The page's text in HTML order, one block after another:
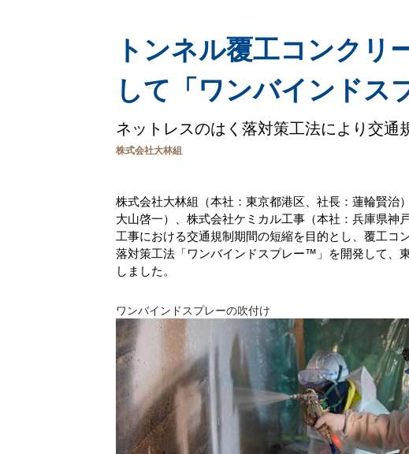
トンネル覆工コンクリ
して「ワンバインドス
ネットレスのはく落対策工法により交通
株式会社大林組
株式会社大林組（本社：東京都港区、社長：蓮輪賢治
大山啓一）、株式会社ケミカル工事（本社：兵庫県神
工事における交通規制期間の短縮を目的とし、覆工コ
落対策工法「ワンバインドスプレー™」を開発して、
しました。
ワンバインドスプレーの吹付け